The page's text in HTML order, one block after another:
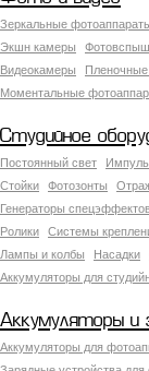
Зеркальные
Экшн камеры
Видеокамеры
Моментальные
Студийное
Постоянный свет
Стойки
Фотозонты
Генераторы
Ролики
Системы
Лампы и колбы
Насадки
Аккумуляторы для
Аккумуляторы и
Аккумуляторы для